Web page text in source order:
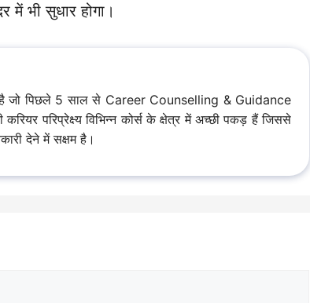
में भी सुधार होगा।
जो पिछले 5 साल से Career Counselling & Guidance
परिप्रेक्ष्य विभिन्न कोर्स के क्षेत्र में अच्छी पकड़ हैं जिससे
देने में सक्षम है।